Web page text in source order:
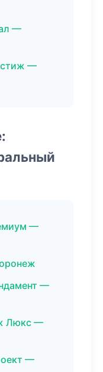
—
—
—
—
Люкс —
—